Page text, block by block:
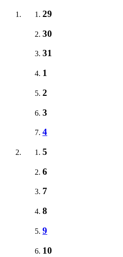
29
30
31
1
2
3
4
5
6
7
8
9
10